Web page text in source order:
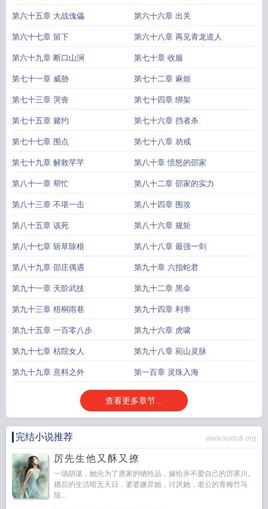
第六十五章 大战傀儡 第六十六章 出关
第六十七章 留下 第六十八章 再见青龙道人
第六十九章 断口山涧 第七十章 收服
第七十一章 威胁 第七十二章 麻烦
第七十三章 哭丧 第七十四章 绑架
第七十五章 赌约 第七十六章 挡者杀
第七十七章 围点 第七十八章 劝戒
第七十九章 解救芊芊 第八十章 愤怒的邵家
第八十一章 帮忙 第八十二章 邵家的实力
第八十三章 不堪一击 第八十四章 围攻
第八十五章 该死 第八十六章 规矩
第八十七章 斩草除根 第八十八章 最强一剑
第八十九章 邵庄偶遇 第九十章 六指蛇君
第九十一章 天阶武技 第九十二章 黑伞
第九十三章 梧桐雨巷 第九十四章 利率
第九十五章 一百零八步 第九十六章 虎啸
第九十七章 枯院女人 第九十八章 宛山灵脉
第九十九章 意料之外 第一百章 灵珠入海
查看更多章节...
完结小说推荐 www.kudu8.org
厉先生他又酥又撩
一场阴谋，她沦为了唐家的牺牲品，嫁给并不爱自己的厉霁川。
婚后的生活暗无天日，婆婆嫌弃她，讨厌她，老公的青梅竹马
陆...